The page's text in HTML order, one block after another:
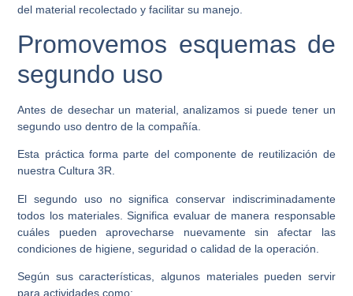
del material recolectado y facilitar su manejo.
Promovemos esquemas de
segundo uso
Antes de desechar un material, analizamos si puede tener un
segundo uso dentro de la compañía.
Esta práctica forma parte del componente de reutilización de
nuestra Cultura 3R.
El segundo uso no significa conservar indiscriminadamente
todos los materiales. Significa evaluar de manera responsable
cuáles pueden aprovecharse nuevamente sin afectar las
condiciones de higiene, seguridad o calidad de la operación.
Según sus características, algunos materiales pueden servir
para actividades como: